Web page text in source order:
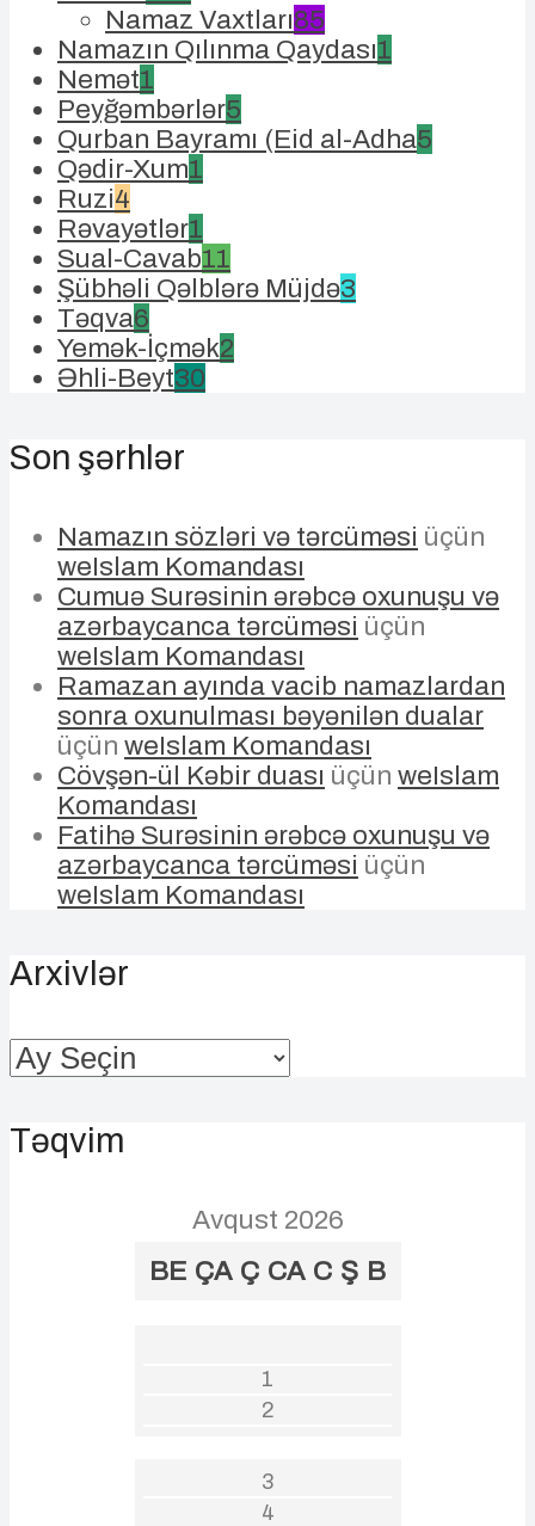
Namaz Vaxtları85
Namazın Qılınma Qaydası1
Nemət1
Peyğəmbərlər5
Qurban Bayramı (Eid al-Adha5
Qədir-Xum1
Ruzi4
Rəvayətlər1
Sual-Cavab11
Şübhəli Qəlblərə Müjdə3
Təqva6
Yemək-İçmək2
Əhli-Beyt30
Son şərhlər
Namazın sözləri və tərcüməsi üçün
weIslam Komandası
Cumuə Surəsinin ərəbcə oxunuşu və
azərbaycanca tərcüməsi üçün
weIslam Komandası
Ramazan ayında vacib namazlardan
sonra oxunulması bəyənilən dualar
üçün weIslam Komandası
Cövşən-ül Kəbir duası üçün weIslam
Komandası
Fatihə Surəsinin ərəbcə oxunuşu və
azərbaycanca tərcüməsi üçün
weIslam Komandası
Arxivlər
Arxivlər
Təqvim
Avqust 2026
BE ÇA Ç CA C Ş B
1
2
3
4